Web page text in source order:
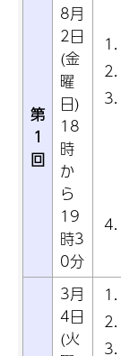
第
1
回
8月
2日
(金
曜
日)
18
時
か
ら
19
時3
0分
3月
4日
(火